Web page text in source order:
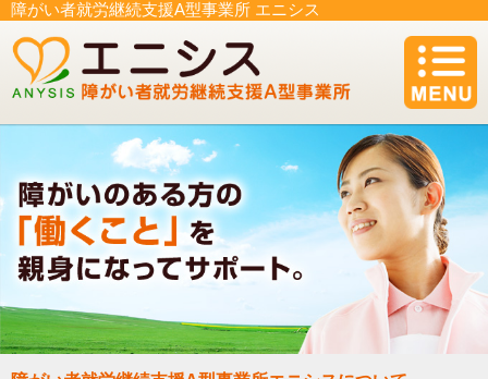
障がい者就労継続支援A型事業所 エニシス